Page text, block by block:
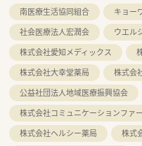
南医療生活協同組合
キョー
社会医療法人宏潤会
ウエル
株式会社愛知メディックス
株式会社大幸堂薬局
株式会
公益社団法人地域医療振興協会
株式会社コミュニケーションファ
株式会社ヘルシー薬局
株式